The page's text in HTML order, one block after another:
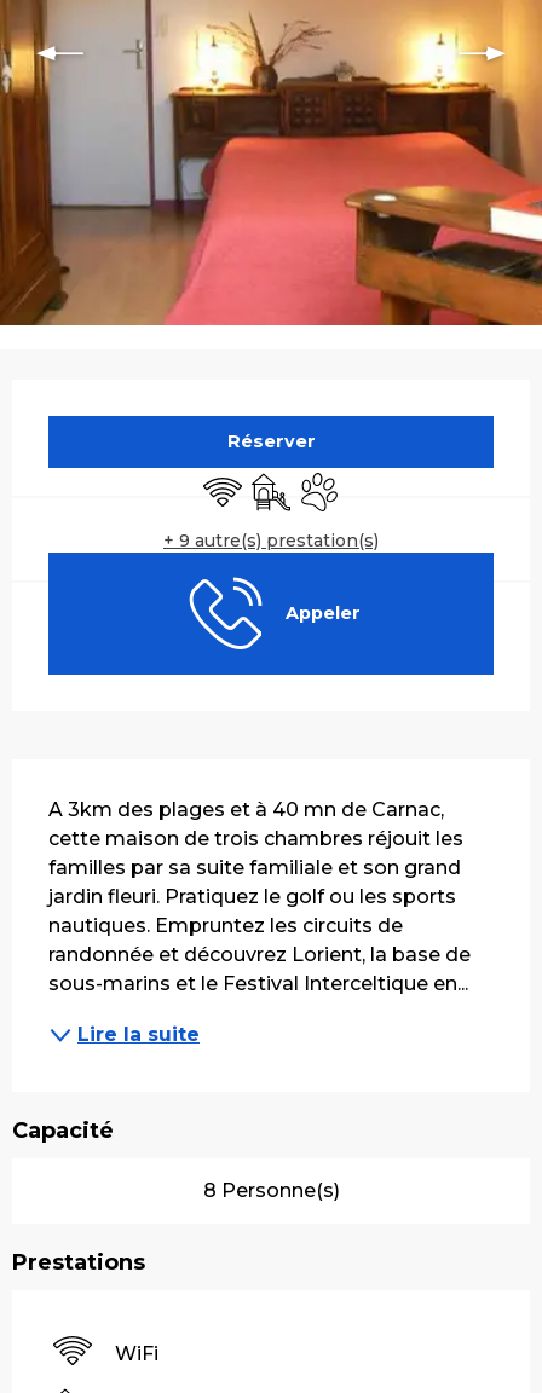
Réserver
WiFi Jeux pour enfants / Espace
Animaux acceptés
+ 9 autre(s) prestation(s)
Appeler
A 3km des plages et à 40 mn de Carnac,
cette maison de trois chambres réjouit les
familles par sa suite familiale et son grand
jardin fleuri. Pratiquez le golf ou les sports
nautiques. Empruntez les circuits de
randonnée et découvrez Lorient, la base de
sous-marins et le Festival Interceltique en...
Lire la suite
Capacité
8 Personne(s)
Prestations
WiFi